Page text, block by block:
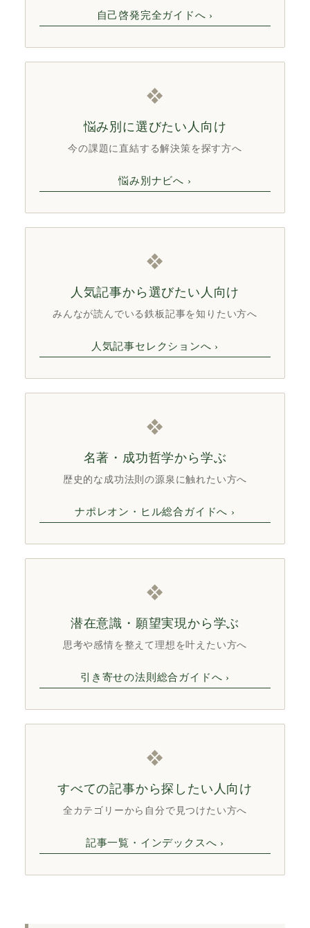
自己啓発完全ガイドへ ›
❖
悩み別に選びたい人向け
今の課題に直結する解決策を探す方へ
悩み別ナビへ ›
❖
人気記事から選びたい人向け
みんなが読んでいる鉄板記事を知りたい方へ
人気記事セレクションへ ›
❖
名著・成功哲学から学ぶ
歴史的な成功法則の源泉に触れたい方へ
ナポレオン・ヒル総合ガイドへ ›
❖
潜在意識・願望実現から学ぶ
思考や感情を整えて理想を叶えたい方へ
引き寄せの法則総合ガイドへ ›
❖
すべての記事から探したい人向け
全カテゴリーから自分で見つけたい方へ
記事一覧・インデックスへ ›